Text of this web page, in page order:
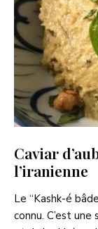
Caviar
l’iranienne
Le “Kashk-é
connu. C’est